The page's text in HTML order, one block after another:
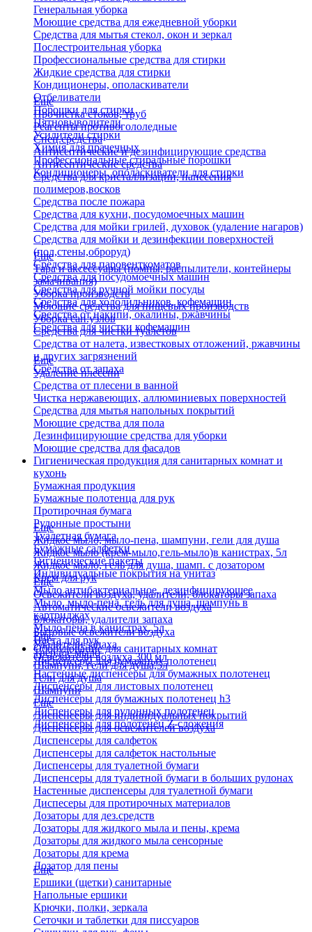
Генеральная уборка
Моющие средства для ежедневной уборки
Средства для мытья стекол, окон и зеркал
Послестроительная уборка
Профессиональные средства для стирки
Жидкие средства для стирки
Кондиционеры, ополаскиватели
Отбеливатели
Порошки для стирки
Пятновыводители
Усилители стирки
Химия для прачечных
Профессиональные стиральные порошки
Кондиционеры, ополаскиватели для стирки
Еще
Прочистка стоков, труб
Реагенты противогололедные
Спец.средства
Антисептические и дезинфицирующие средства
Антисептические средства
Средства для кристаллизации, нанесения
полимеров,восков
Средства после пожара
Средства для кухни, посудомоечных машин
Средства для мойки грилей, духовок (удаление нагаров)
Средства для мойки и дезинфекции поверхностей
(пол,стены,оброруд)
Средства для паровенткоматов
Средства для посудомоечных машин
Средства для ручной мойки посуды
Средства для холодильников, кофемашин
Средства от накипи, окалины, ржавчины
Средства для чистки кофемашин
Еще
Тара и аксессуары (помпы, распылители, контейнеры
замачивания)
Уборка производств
Моющие средства для пищевых производств
Уборка сан.узлов
Средства для чистки туалетов
Средства от налета, известковых отложений, ржавчины
и других загрязнений
Средства от запаха
Еще
Удаление плесени
Средства от плесени в ванной
Чистка нержавеющих, аллюминиевых поверхностей
Средства для мытья напольных покрытий
Моющие средства для пола
Дезинфицирующие средства для уборки
Моющие средства для фасадов
Гигиеническая продукция для санитарных комнат и
кухонь
Бумажная продукция
Бумажные полотенца для рук
Протирочная бумага
Рулонные простыни
Туалетная бумага
Бумажные салфетки
Гигиенические пакеты
Индивидуальные покрытия на унитаз
Еще
Жидкое мыло, мыло-пена, шампуни, гели для душа
Жидкое мыло (крем-мыло,гель-мыло)в канистрах, 5л
Жидкое мыло, гель для душа, шамп. с дозатором
Крем для рук
Мыло антибактериальное, дезинфицирующее
Мыло, мыло-пена, гель для душа, шампунь в
картриджах
Мыло-пена в канистрах, 5л
Паста для рук
Твердое мыло
Шампуни, гели для душа,5л
Гели для душа
Шампуни
Еще
Освежители воздуха, удалители, блокаторы запаха
Автоматические освежители воздуха
Блокаторы, удалители запаха
Бытовые освежители воздуха
Удалители запаха
Освежители воздуха 300 мл
Еще
Оборудование для санитарных комнат
Диспенсеры для бумажных полотенец
Настенные диспенсеры для бумажных полотенец
Диспенсеры для листовых полотенец
Диспенсеры для бумажных полотенец h3
Диспенсеры для рулонных полотенец
Диспенсеры для полотенец Z-сложения
Еще
Диспенсеры для индивидуальных покрытий
Диспенсеры для освежителей воздуха
Диспенсеры для салфеток
Диспенсеры для салфеток настольные
Диспенсеры для туалетной бумаги
Диспенсеры для туалетной бумаги в больших рулонах
Настенные диспенсеры для туалетной бумаги
Диспесеры для протирочных материалов
Дозаторы для дез.средств
Дозаторы для жидкого мыла и пены, крема
Дозаторы для жидкого мыла сенсорные
Дозаторы для крема
Дозатор для пены
Еще
Ершики (щетки) санитарные
Напольные ершики
Крючки, полки, зеркала
Сеточки и таблетки для писсуаров